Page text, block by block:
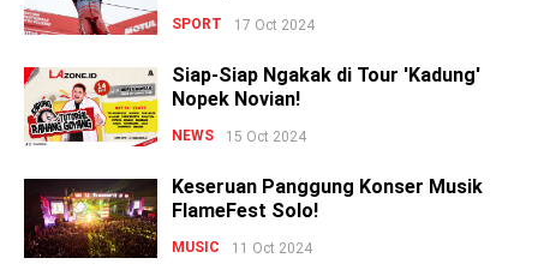
SPORT 17 Oct 2024
Siap-Siap Ngakak di Tour 'Kadung'
Nopek Novian!
NEWS 15 Oct 2024
Keseruan Panggung Konser Musik
FlameFest Solo!
MUSIC 11 Oct 2024